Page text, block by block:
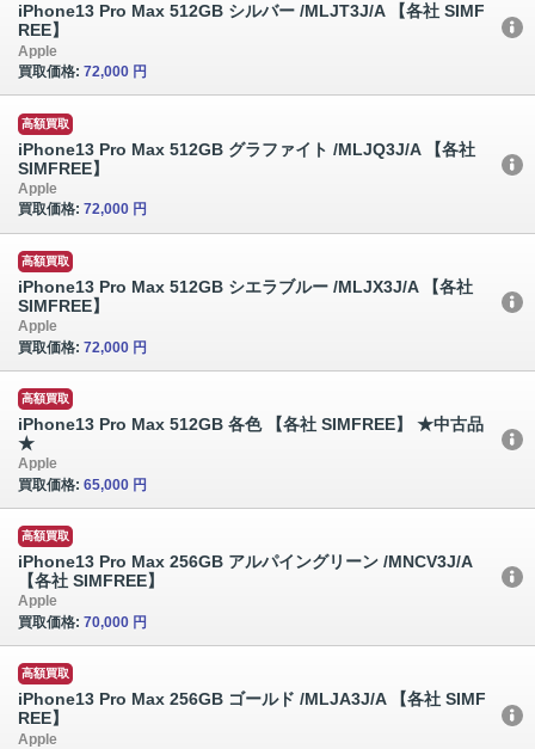
iPhone13 Pro Max 512GB シルバー /MLJT3J/A 【各社 SIMF
REE】
Apple
買取価格: 72,000 円
高額買取
iPhone13 Pro Max 512GB グラファイト /MLJQ3J/A 【各社
SIMFREE】
Apple
買取価格: 72,000 円
高額買取
iPhone13 Pro Max 512GB シエラブルー /MLJX3J/A 【各社
SIMFREE】
Apple
買取価格: 72,000 円
高額買取
iPhone13 Pro Max 512GB 各色 【各社 SIMFREE】 ★中古品
★
Apple
買取価格: 65,000 円
高額買取
iPhone13 Pro Max 256GB アルパイングリーン /MNCV3J/A
【各社 SIMFREE】
Apple
買取価格: 70,000 円
高額買取
iPhone13 Pro Max 256GB ゴールド /MLJA3J/A 【各社 SIMF
REE】
Apple